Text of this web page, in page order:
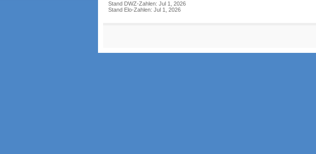
Stand DWZ-Zahlen: Jul 1, 2026
Stand Elo-Zahlen: Jul 1, 2026